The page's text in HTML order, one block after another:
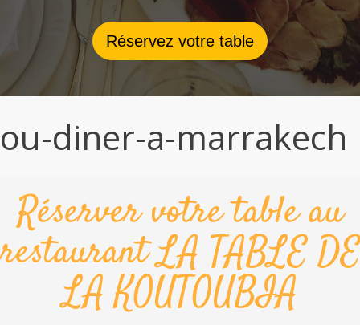
Réservez votre table
ou-diner-a-marrakech
Réserver votre table au
restaurant LA TABLE DE
LA KOUTOUBIA